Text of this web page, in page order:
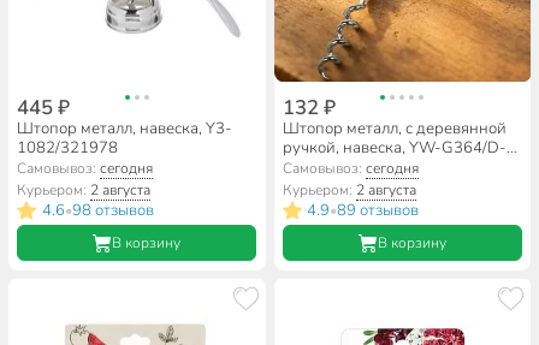
445 ₽
Штопор металл, навеска, Y3-
1082/321978
Самовывоз:сегодня
Курьером: 2 августа
4.6•98 отзывов
В корзину
132 ₽
Штопор металл, с деревянной
ручкой, навеска, YW-G364/D-
048
Самовывоз: сегодня
Курьером: 2 августа
4.9•89 отзывов
В корзину